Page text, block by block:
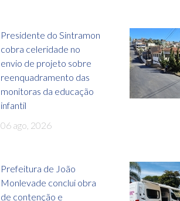
Presidente do Sintramon
cobra celeridade no
envio de projeto sobre
reenquadramento das
monitoras da educação
infantil
06 ago, 2026
Prefeitura de João
Monlevade conclui obra
de contenção e